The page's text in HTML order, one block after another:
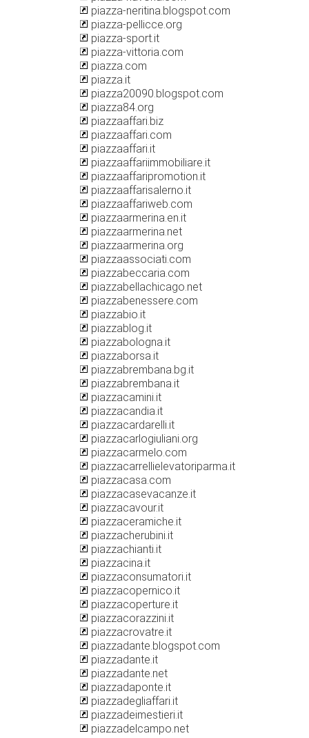
piazza-neritina.blogspot.com
piazza-pellicce.org
piazza-sport.it
piazza-vittoria.com
piazza.com
piazza.it
piazza20090.blogspot.com
piazza84.org
piazzaaffari.biz
piazzaaffari.com
piazzaaffari.it
piazzaaffariimmobiliare.it
piazzaaffaripromotion.it
piazzaaffarisalerno.it
piazzaaffariweb.com
piazzaarmerina.en.it
piazzaarmerina.net
piazzaarmerina.org
piazzaassociati.com
piazzabeccaria.com
piazzabellachicago.net
piazzabenessere.com
piazzabio.it
piazzablog.it
piazzabologna.it
piazzaborsa.it
piazzabrembana.bg.it
piazzabrembana.it
piazzacamini.it
piazzacandia.it
piazzacardarelli.it
piazzacarlogiuliani.org
piazzacarmelo.com
piazzacarrellielevatoriparma.it
piazzacasa.com
piazzacasevacanze.it
piazzacavour.it
piazzaceramiche.it
piazzacherubini.it
piazzachianti.it
piazzacina.it
piazzaconsumatori.it
piazzacopernico.it
piazzacoperture.it
piazzacorazzini.it
piazzacrovatre.it
piazzadante.blogspot.com
piazzadante.it
piazzadante.net
piazzadaponte.it
piazzadegliaffari.it
piazzadeimestieri.it
piazzadelcampo.net